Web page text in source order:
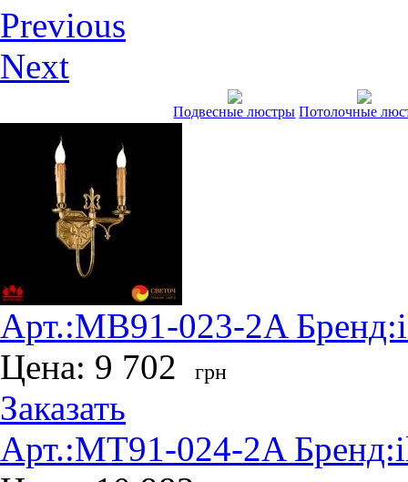
Previous
Next
Подвесные люстры Потолочные
Арт.:MB91-023-2A Бренд:
Цена: 9 702 грн
Заказать
Арт.:MT91-024-2A Бренд: